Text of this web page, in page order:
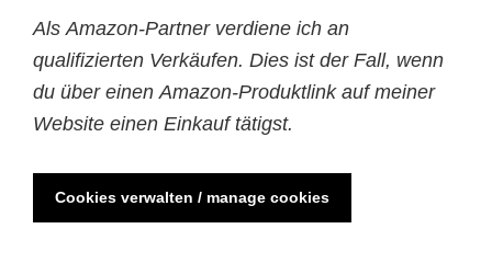
Als Amazon-Partner verdiene ich an
qualifizierten Verkäufen. Dies ist der Fall, wenn
du über einen Amazon-Produktlink auf meiner
Website einen Einkauf tätigst.
Cookies verwalten / manage cookies